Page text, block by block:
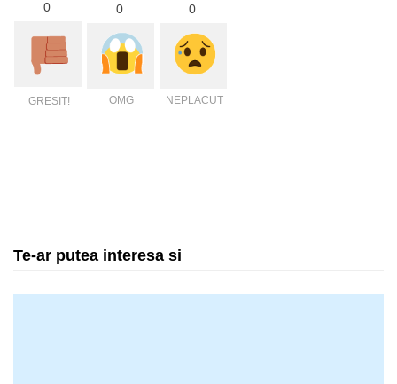
0
GRESIT!
0
OMG
0
NEPLACUT
Te-ar putea interesa si